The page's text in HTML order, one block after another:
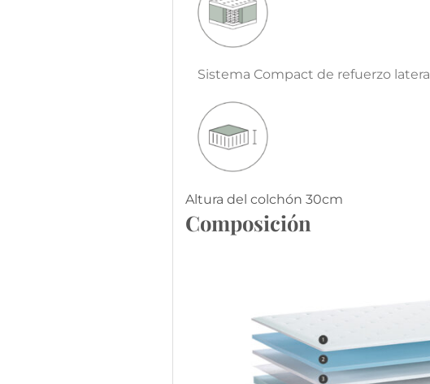
Sistema Compact de refuerzo lateral
Altura del colchón 30cm
Composición